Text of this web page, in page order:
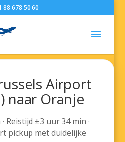
88 678 50 60
Airport
naar Oranje
Reistijd ±3 uur 34 min ·
pickup met duidelijke